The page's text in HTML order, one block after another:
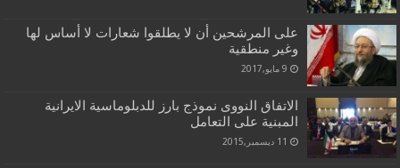
على المرشحين أن لا يطلقوا شعارات لا أساس لها
وغير منطقية
9 مايو,2017
الاتفاق النووی نموذج بارز للدبلوماسیة الایرانیة
المبنیة علی التعامل
11 ديسمبر,2015